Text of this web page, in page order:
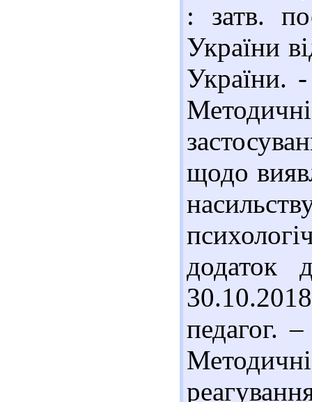
: затв.
України
щодо
додаток